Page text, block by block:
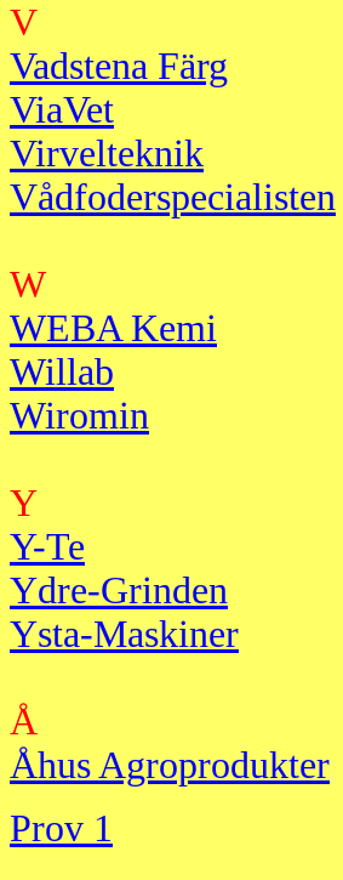
V
Vadstena Färg
ViaVet
Virvelteknik
Vådfoderspecialisten
W
WEBA Kemi
Willab
Wiromin
Y
Y-Te
Ydre-Grinden
Ysta-Maskiner
Å
Åhus Agroprodukter
Prov 1